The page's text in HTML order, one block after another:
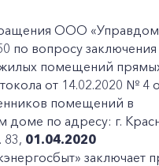
ООО «Управдом
по вопросу заключения
помещений
от 14.02.2020 № 4
помещений в
доме по адресу: г.
83, 01.04.2020
заключает